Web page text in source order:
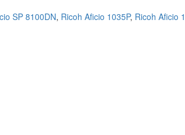
SP 8100DN, Ricoh Aficio 1035P, Ricoh Aficio